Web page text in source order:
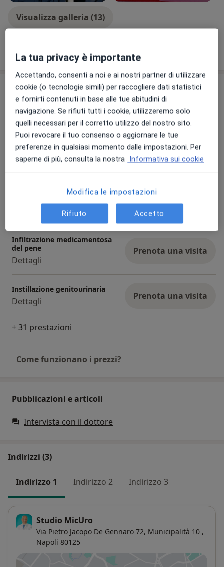
Visualizza galleria (13)
sull'esperienza
Prestazioni e prezzi
Vasectomia
Dettagli Prenota una visita
Orchidofissazione del
testicolo
Prenota una visita
Dettagli Prenota una visita
Infiltrazione medicamentosa
del pene
Dettagli
Prenota una visita
Instillazione genitourinaria
Dettagli Prenota una visita
+ 31 prestazioni
Come funzionano i prezzi?
Pubblicazioni e articoli
Intervista con il dottore
Indirizzi (3)
Indirizzo 1 Indirizzo 2 Indirizzo 3
Studio MicUro
Via Pietro Jacopo De Gennaro 72, Municipalità 10 ,
Napoli 80125
La tua privacy è importante
Accettando, consenti a noi e ai nostri partner di utilizzare
cookie (o tecnologie simili) per raccogliere dati statistici
e fornirti contenuti in base alle tue abitudini di
navigazione. Se rifiuti tutti i cookie, utilizzeremo solo
quelli necessari per il corretto utilizzo del nostro sito.
Puoi revocare il tuo consenso o aggiornare le tue
preferenze in qualsiasi momento dalle impostazioni. Per
saperne di più, consulta la nostra Informativa sui cookie
Modifica le impostazioni
Rifiuto Accetto